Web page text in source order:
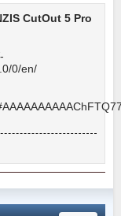
CutOut 5 Pro
0/en/